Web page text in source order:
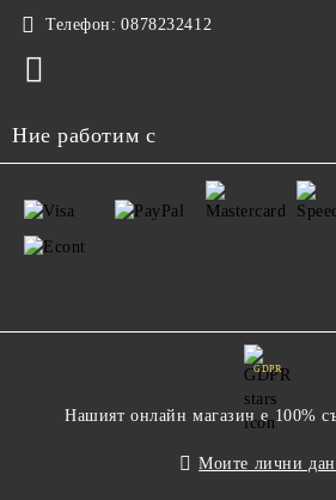
Телефон: 0878232412
Ние работим с
GDPR
Нашият онлайн магазин е 100%
Моите лични